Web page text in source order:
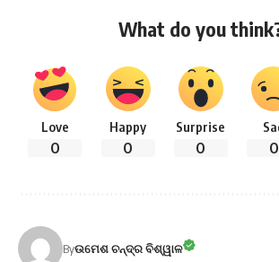
What do you
Love
0
Happy
0
Surprise
0 0
Byଉମେଶ ଚନ୍ଦ୍ର ବିଶ୍ୱାଳ